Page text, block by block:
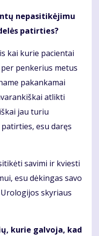
nepasitikėjimu
patirties?
kai kurie pacientai
penkerius metus
pakankamai
atlikti
jau turiu
esu daręs
savimi ir kviesti
esu dėkingas savo
skyriaus
kurie galvoja, kad